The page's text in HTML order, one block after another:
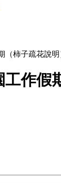
（柿子疏花說明
作假